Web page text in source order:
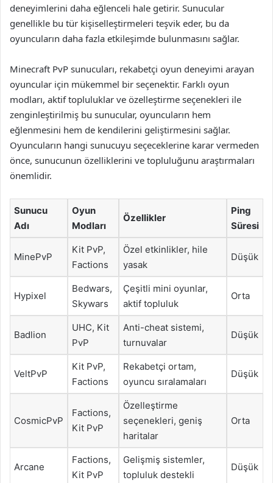
deneyimlerini daha eğlenceli hale getirir. Sunucular
genellikle bu tür kişiselleştirmeleri teşvik eder, bu da
oyuncuların daha fazla etkileşimde bulunmasını sağlar.
Minecraft PvP sunucuları, rekabetçi oyun deneyimi arayan
oyuncular için mükemmel bir seçenektir. Farklı oyun
modları, aktif topluluklar ve özelleştirme seçenekleri ile
zenginleştirilmiş bu sunucular, oyuncuların hem
eğlenmesini hem de kendilerini geliştirmesini sağlar.
Oyuncuların hangi sunucuyu seçeceklerine karar vermeden
önce, sunucunun özelliklerini ve topluluğunu araştırmaları
önemlidir.
Sunucu
Adı
Oyun
Modları
Özellikler
Ping
Süresi
MinePvP
Kit PvP,
Factions
Özel etkinlikler, hile
yasak
Düşük
Hypixel
Bedwars,
Skywars
Çeşitli mini oyunlar,
aktif topluluk
Orta
Badlion
UHC, Kit
PvP
Anti-cheat sistemi,
turnuvalar
Düşük
VeltPvP
Kit PvP,
Factions
Rekabetçi ortam,
oyuncu sıralamaları
Düşük
CosmicPvP
Factions,
Kit PvP
Özelleştirme
seçenekleri, geniş
haritalar
Orta
Arcane
Factions,
Kit PvP
Gelişmiş sistemler,
topluluk destekli
Düşük